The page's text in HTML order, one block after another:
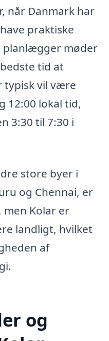
når Danmark har
praktiske
planlægger møder
tid at
typisk vil være
12:00 lokal tid,
3:30 til 7:30 i
store byer i
og Chennai, er
men Kolar er
landligt, hvilket
af
og